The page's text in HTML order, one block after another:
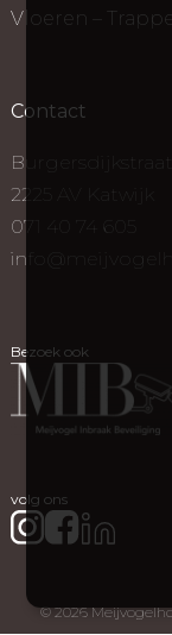
Vloeren –
Contact
Burgersdijkstraat
2225 AV Katwijk
071 40 74 605
Bezoek ook
volg ons
© 2026